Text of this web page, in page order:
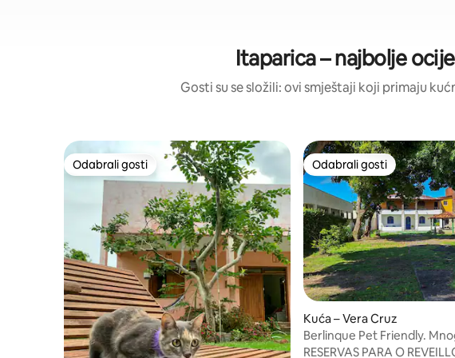
Itaparica – najbolje
Gosti su se složili: ovi smještaji koji primaju
Odabrali gosti
Odabrali gosti Odabrali gosti
Odabrali gosti
Kuća – Vera Cruz
Berlinque Pet Friendly.
blizini mora!
RESERVAS PARA O